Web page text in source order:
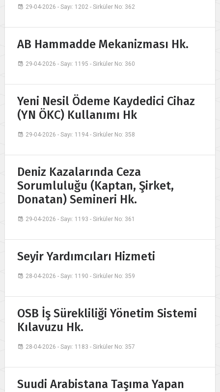
29-04-2026 - Sayı: 1202 - Sirküler No: 362
AB Hammadde Mekanizması Hk.
29-04-2026 - Sayı: 1195 - Sirküler No: 360
Yeni Nesil Ödeme Kaydedici Cihaz
(YN ÖKC) Kullanımı Hk
29-04-2026 - Sayı: 1194 - Sirküler No: 358
Deniz Kazalarında Ceza
Sorumluluğu (Kaptan, Şirket,
Donatan) Semineri Hk.
29-04-2026 - Sayı: 1193 - Sirküler No: 361
Seyir Yardımcıları Hizmeti
28-04-2026 - Sayı: 1190 - Sirküler No: 359
OSB İş Sürekliliği Yönetim Sistemi
Kılavuzu Hk.
28-04-2026 - Sayı: 1183 - Sirküler No: 357
Suudi Arabistana Taşıma Yapan